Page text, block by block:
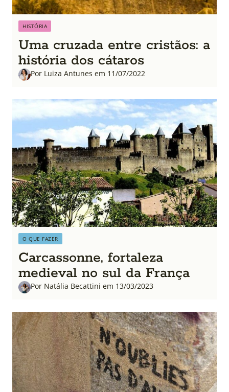
HISTÓRIA
Uma cruzada entre cristãos: a
história dos cátaros
Por Luiza Antunes em 11/07/2022
O QUE FAZER
Carcassonne, fortaleza
medieval no sul da França
Por Natália Becattini em 13/03/2023